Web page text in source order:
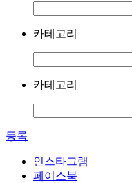
카테고리
카테고리
등록
인스타그램
페이스북